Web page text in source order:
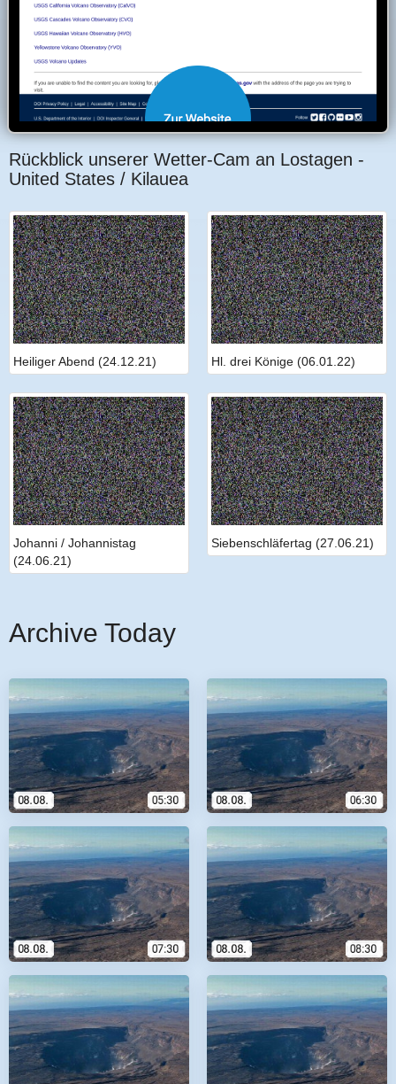
Rückblick unserer Wetter-Cam an Lostagen -
United States / Kilauea
Heiliger Abend (24.12.21) Hl. drei Könige (06.01.22)
Johanni / Johannistag
(24.06.21)
Siebenschläfertag (27.06.21)
Archive Today